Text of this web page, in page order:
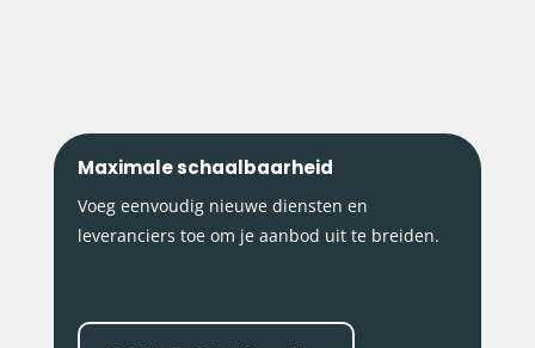
Maximale schaalbaarheid
Voeg eenvoudig nieuwe diensten en
leveranciers toe om je aanbod uit te breiden.